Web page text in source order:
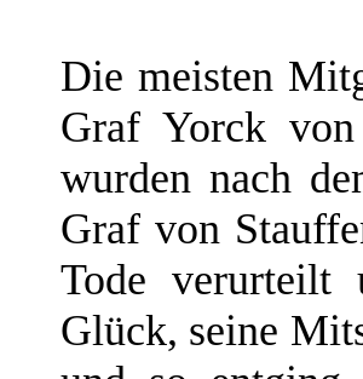
Die meisten
Graf Yorck von
wurden nach
Graf von
Tode verurteilt
Glück, seine